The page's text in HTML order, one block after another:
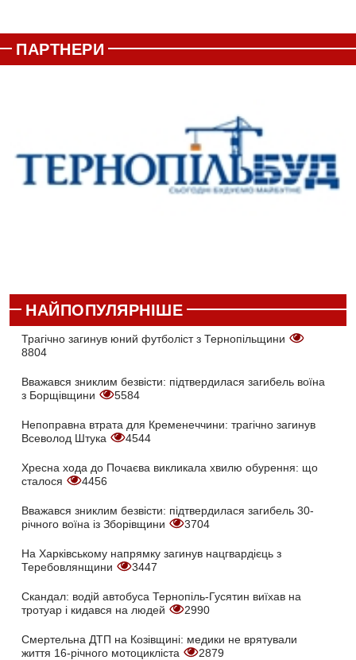
ПАРТНЕРИ
НАЙПОПУЛЯРНІШЕ
Трагічно загинув юний футболіст з Тернопільщини
8804
Вважався зниклим безвісти: підтвердилася загибель воїна
з Борщівщини
5584
Непоправна втрата для Кременеччини: трагічно загинув
Всеволод Штука
4544
Хресна хода до Почаєва викликала хвилю обурення: що
сталося
4456
Вважався зниклим безвісти: підтвердилася загибель 30-
річного воїна із Зборівщини
3704
На Харківському напрямку загинув нацгвардієць з
Теребовлянщини
3447
Скандал: водій автобуса Тернопіль-Гусятин виїхав на
тротуар і кидався на людей
2990
Смертельна ДТП на Козівщині: медики не врятували
життя 16-річного мотоцикліста
2879